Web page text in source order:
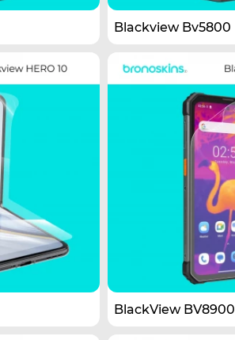
Blackview Bv5800
BlackView BV8900